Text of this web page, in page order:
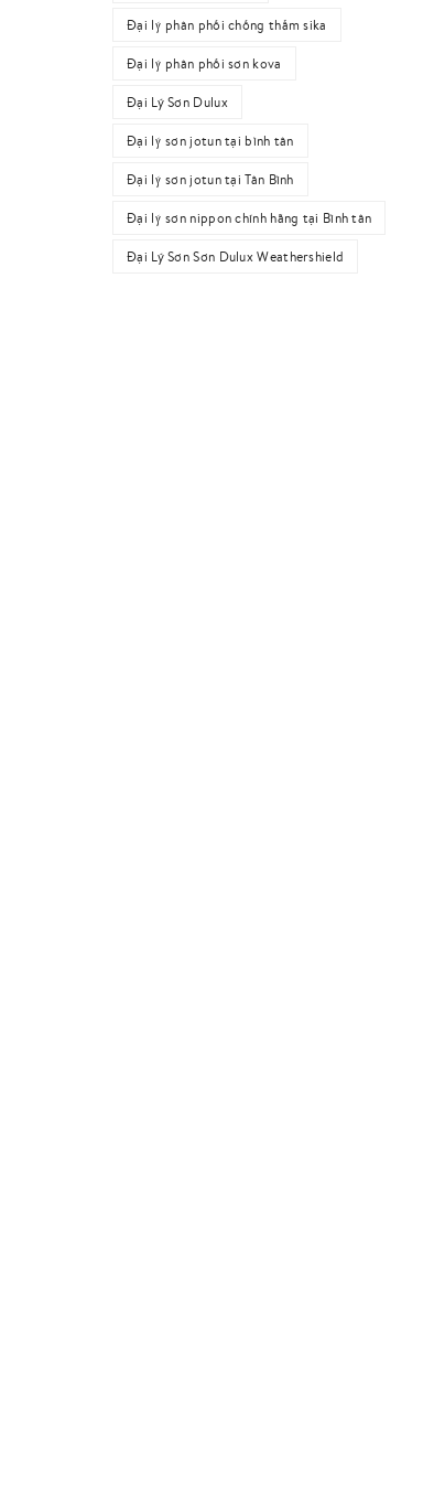
Đại lý phân phối chống thấm sika
Đại lý phân phối sơn kova
Đại Lý Sơn Dulux
Đại lý sơn jotun tại bình tân
Đại lý sơn jotun tại Tân Bình
Đại lý sơn nippon chính hãng tại Bình tân
Đại Lý Sơn Sơn Dulux Weathershield